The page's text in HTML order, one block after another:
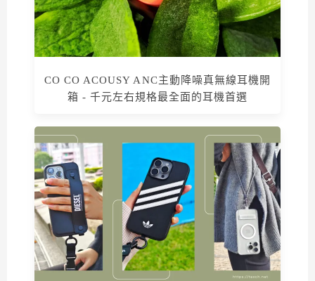
CO CO ACOUSY ANC主動降噪真無線耳機開
箱 - 千元左右規格最全面的耳機首選